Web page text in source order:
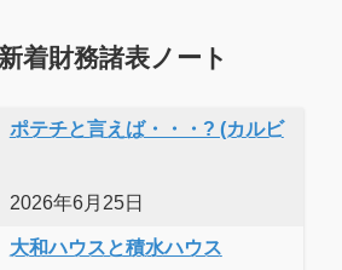
着財務諸表ノート
ポテチと言えば・・・? (カルビ
2026年6月25日
大和ハウスと積水ハウス